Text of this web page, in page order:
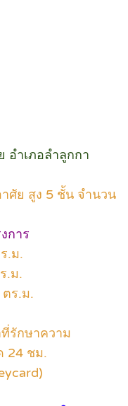
อำเภอลำลูกกา
ศัย สูง 5 ชั้น จำนวน
การ
.ม.
.ม.
ร.ม.
รักษาความ
24 ชม.